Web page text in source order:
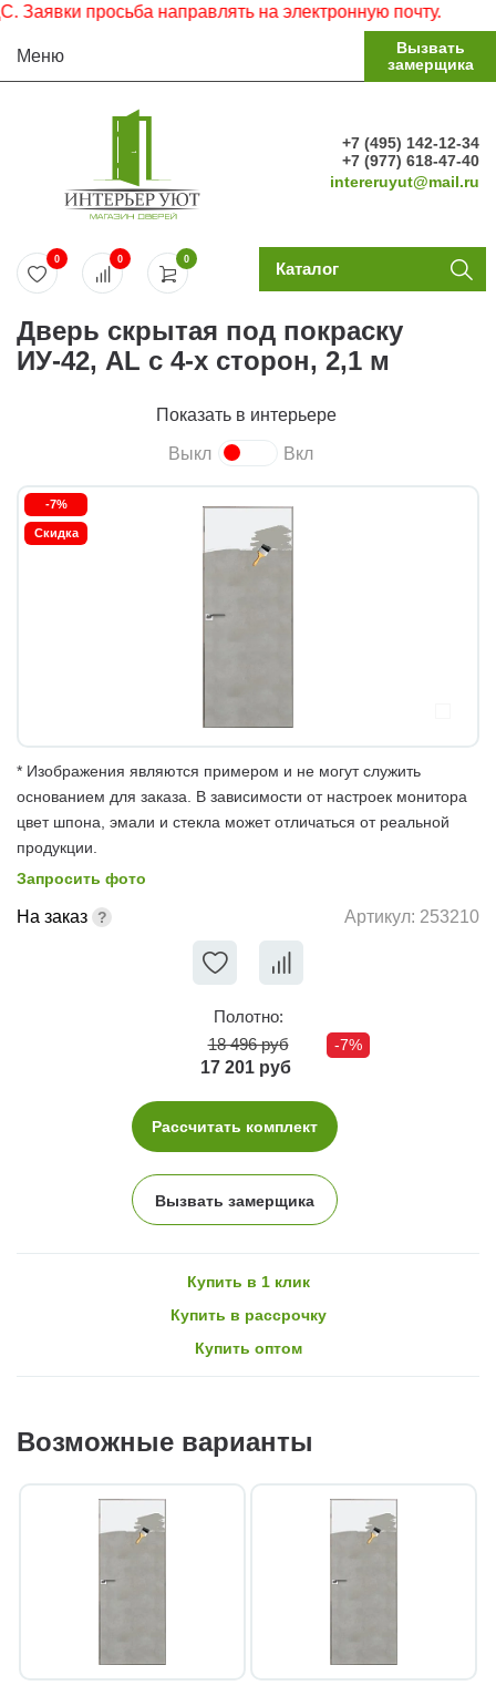
просьба направлять на электронную почту.
Меню
Вызвать
замерщика
+7 (495) 142-12-34
+7 (977) 618-47-40
intereruyut@mail.ru
0
0 0 Каталог
Дверь скрытая под покраску
ИУ-42, AL с 4-х сторон, 2,1 м
Показать в интерьере
Выкл Вкл
-7%
Скидка
* Изображения являются примером и не могут служить
основанием для заказа. В зависимости от настроек монитора
цвет шпона, эмали и стекла может отличаться от реальной
продукции.
Запросить фото
На заказ Артикул: 253210
Полотно:
18 496 руб
-7%
17 201 руб
Рассчитать комплект
Вызвать замерщика
Купить в 1 клик
Купить в рассрочку
Купить оптом
Возможные варианты